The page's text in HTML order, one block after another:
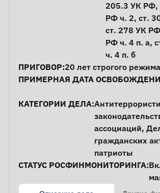
205.3 УК РФ,
РФ ч. 2, ст.
ст. 278 УК
РФ ч. 4 п. а,
ч. 4 п. б
ПРИГОВОР:20 лет строгого режима
ПРИМЕРНАЯ ДАТА
КАТЕГОРИИ ДЕЛА:
ассоциаций,
гражданских
патриоты
СТАТУС РОСФИНМОНИТОРИНГА: